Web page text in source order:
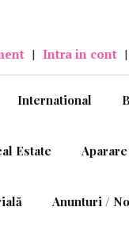
| Intra in cont |
International
Estate Aparare
Anunturi /